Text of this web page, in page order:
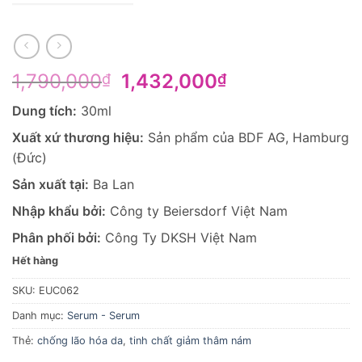
1,790,000₫
Giá
gốc
1,790,000₫.
1,432,000₫Giá
là:
Dung tích: 30ml
Xuất xứ thương hiệu: Sản phẩm của BDF AG, Hamburg
(Đức)
Sản xuất tại: Ba Lan
Nhập khẩu bởi: Công ty Beiersdorf Việt Nam
Phân phối bởi: Công Ty DKSH Việt Nam
Hết hàng
SKU: EUC062
Danh mục: Serum - Serum
Thẻ: chống lão hóa da, tinh chất giảm thâm nám